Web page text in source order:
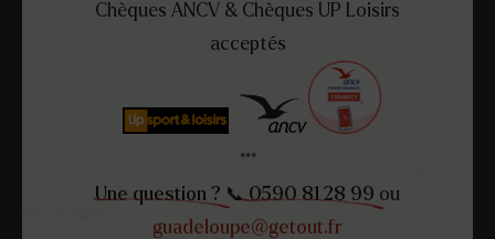
Chèques ANCV & Chèques UP Loisirs
acceptés
***
Une question ? 📞0590 81 28 99 ou
guadeloupe@getout.fr